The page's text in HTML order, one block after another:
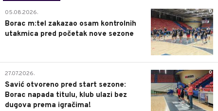
0
05.08.2026.
Borac m:tel zakazao osam kontrolnih
utakmica pred početak nove sezone
0
27.07.2026.
Savić otvoreno pred start sezone:
Borac napada titulu, klub ulazi bez
dugova prema igračima!